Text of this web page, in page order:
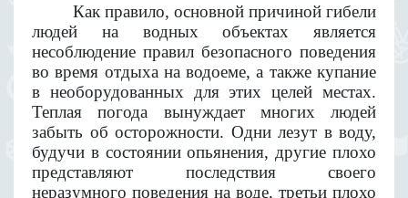
Как правило, основной причиной гибели
людей на водных объектах является
несоблюдение правил безопасного поведения
во время отдыха на водоеме, а также купание
в необорудованных для этих целей местах.
Теплая погода вынуждает многих людей
забыть об осторожности. Одни лезут в воду,
будучи в состоянии опьянения, другие плохо
представляют последствия своего
неразумного поведения на воде, третьи плохо